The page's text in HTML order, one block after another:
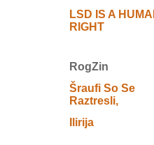
LSD IS A
RIGHT
RogZin
Šraufi So Se
Raztresli,
Ilirija